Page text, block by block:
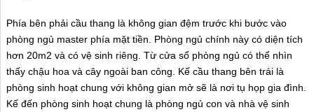
Phía bên phải cầu thang là không gian đệm trước khi bước vào
phòng ngủ master phía mặt tiền. Phòng ngủ chính này có diện tích
hơn 20m2 và có vệ sinh riêng. Từ cửa sổ phòng ngủ có thể nhìn
thấy chậu hoa và cây ngoài ban công. Kế cầu thang bên trái là
phòng sinh hoạt chung với không gian mở sẽ là nơi tụ họp gia đình.
Kế đến phòng sinh hoạt chung là phòng ngủ con và nhà vệ sinh